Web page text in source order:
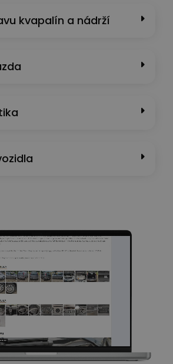
kvapalín a nádrží